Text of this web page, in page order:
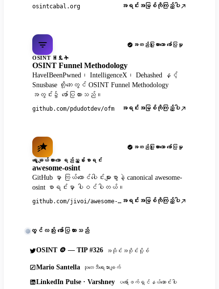
osintcabal.org အရင်းအမြစ်ကိုကြည့်ပါ
အတည်ပြုထားသော ဖော်ပြမှု
OSINT ዘዴት
OSINT Funnel Methodology
HaveIBeenPwned၊ IntelligenceX၊ Dehashed နှင့်
Snusbase တို့ဘေးတွင် OSINT Funnel Methodology
အတွင်း၌ ဖော်ပြထားသည်။
github.com/pdudotdev/ofm အရင်းအမြစ်ကိုကြည့်ပါ
အတည်ပြုထားသော ဖော်ပြမှု
ရွေးချယ်ထားသော ရည်ညွှန်းစာရင်း
awesome-osint
GitHub မှာ ကြယ်ထောင်ပေါင်းများစွာနဲ့ canonical awesome-
osint စာရင်းမှာ ပါဝင်ပါတယ်။
github.com/jivoi/awesome-osint အရင်းအမြစ်ကိုကြည့်ပါ
တွင်လည်း ဖော်ပြထားသည်
OSINT 🪙 — TIP #326 အသိုင်းအဝိုင်းပို့စ်
Mario Santella သုတေသီရေးသားချက်
LinkedIn Pulse · Varshney ပရော်ဖက်ရှင်နယ်ဆောင်းပါး